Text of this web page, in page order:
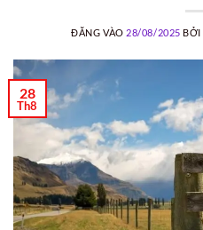
ĐĂNG VÀO 28/08/2025 BỞI
28
Th8